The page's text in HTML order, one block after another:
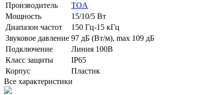
Производитель
TOA
Мощность
15/10/5 Вт
Диапазон частот
150 Гц-15 кГц
Звуковое давление 97 дБ (Вт/м), max 109 дБ
Подключение
Линия 100В
Класс защиты
IP65
Корпус
Пластик
Все характеристики